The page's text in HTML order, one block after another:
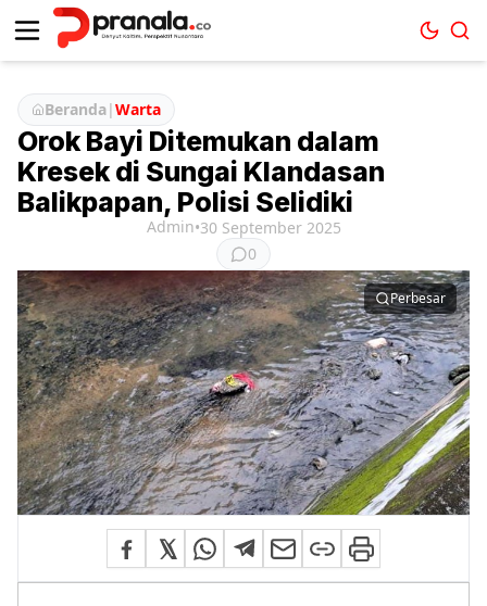
Beranda|Warta
Orok Bayi Ditemukan dalam
Kresek di Sungai Klandasan
Balikpapan, Polisi Selidiki
Admin•30 September 2025
0
Perbesar